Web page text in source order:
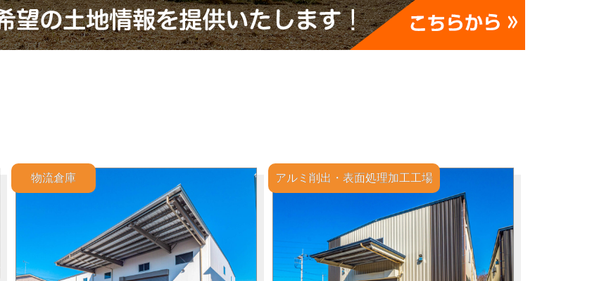
物流倉庫 アルミ削出・表面処理加工工場